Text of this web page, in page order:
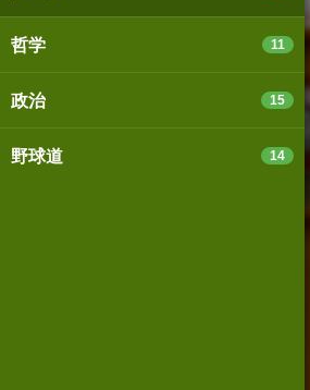
哲学 11
政治 15
野球道 14